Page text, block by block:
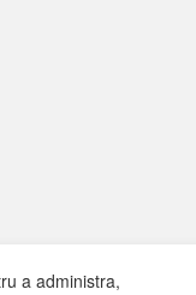
a administra,